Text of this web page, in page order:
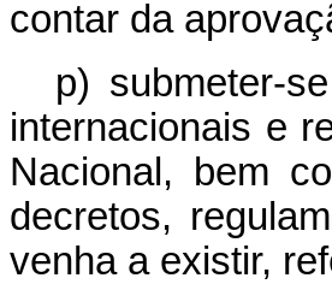
contar da
p) submeter-
internacionais e
Nacional, bem
decretos,
venha a existir,